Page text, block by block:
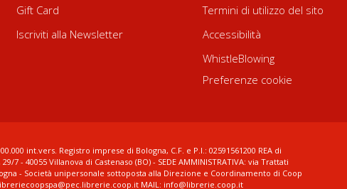
Gift Card
Iscriviti alla Newsletter
Termini di utilizzo del sito
Accessibilità
WhistleBlowing
Preferenze cookie
int.vers. Registro imprese di Bologna, C.F. e P.I.: 02591561200 REA di
7 - 40055 Villanova di Castenaso (BO) - SEDE AMMINISTRATIVA: via Trattati
- Società unipersonale sottoposta alla Direzione e Coordinamento di Coop
libreriecoopspa@pec.librerie.coop.it MAIL: info@librerie.coop.it